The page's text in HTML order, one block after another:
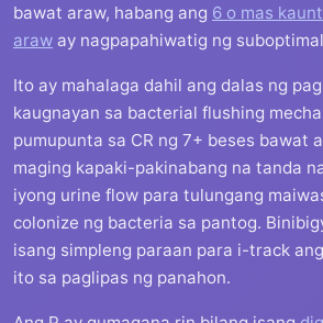
bawat araw, habang ang 6 o mas
araw ay nagpapahiwatig ng
Ito ay mahalaga dahil ang dalas ng
kaugnayan sa bacterial flushing
pumupunta sa CR ng 7+ beses bawat
maging kapaki-pakinabang na tanda
iyong urine flow para tulungang
colonize ng bacteria sa pantog.
isang simpleng paraan para i-track
ito sa paglipas ng panahon.